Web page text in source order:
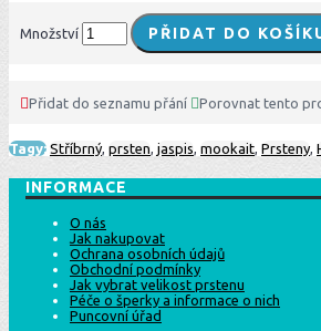
Množství PŘIDAT DO
Přidat do seznamu přání Porovnat tento
Tagy: Stříbrný, prsten, jaspis, mookait, Prsteny,
INFORMACE
O nás
Jak nakupovat
Ochrana osobních údajů
Obchodní podmínky
Jak vybrat velikost prstenu
Péče o šperky a informace o nich
Puncovní úřad